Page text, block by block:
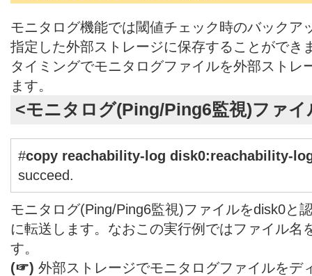
モニタログ機能では閾値チェック時のバックア
指定した外部ストレージに保存することができ
タイミングでモニタログファイルを外部ストレ
ます。
<モニタログ(Ping/Ping6監視)ファイ
#copy reachability-log disk0:reachability-
succeed.
モニタログ(Ping/Ping6監視)ファイルをdisk0と
に転送します。なおこの実行例ではファイル名
す。
(☞) 外部ストレージでモニタログファイルをデ